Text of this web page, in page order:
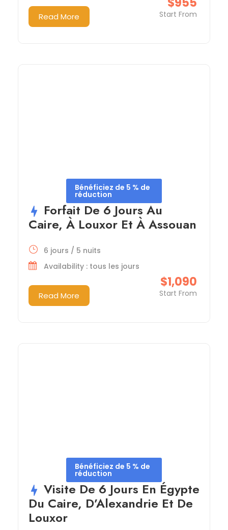
Start From
Read More
Bénéficiez de 5 % de
réduction
Forfait De 6 Jours Au
Caire, À Louxor Et À Assouan
$1,090
Start From
6 jours / 5 nuits
Availability : tous les jours
Read More
Bénéficiez de 5 % de
réduction
Visite De 6 Jours En Égypte
Du Caire, D’Alexandrie Et De
Louxor